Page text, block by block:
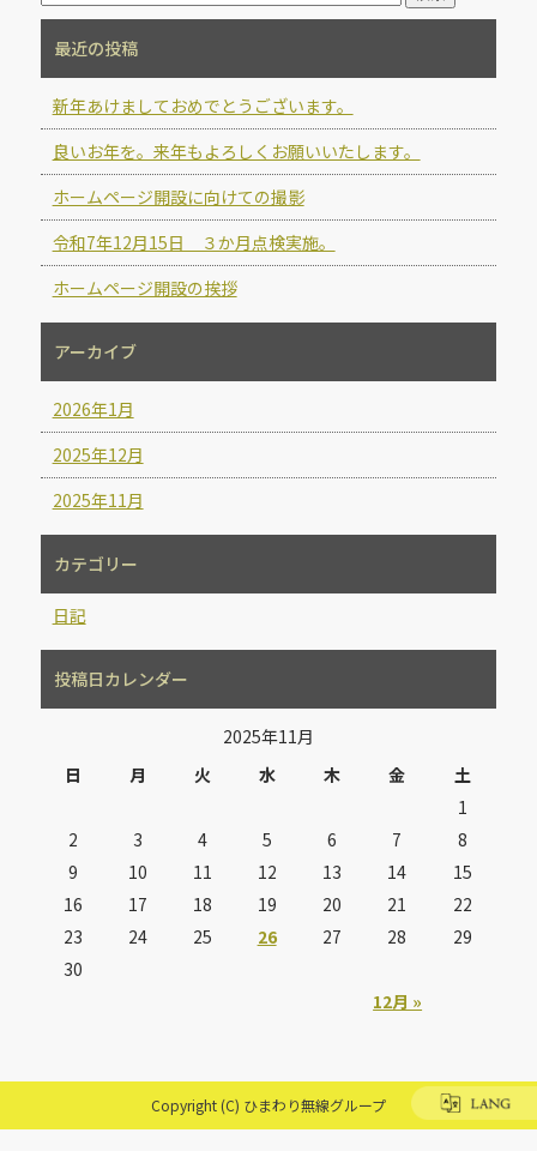
最近の投稿
新年あけましておめでとうございます。
良いお年を。来年もよろしくお願いいたします。
ホームページ開設に向けての撮影
令和7年12月15日 ３か月点検実施。
ホームページ開設の挨拶
アーカイブ
2026年1月
2025年12月
2025年11月
カテゴリー
日記
投稿日カレンダー
2025年11月
日
月 火 水 木 金 土
12月 »
1
2
3 4 5 6 7
8
9
10 11 12 13 14
15
16
17 18 19 20 21
22
23
24 25 26 27 28
29
30
Copyright (C) ひまわり無線グループ